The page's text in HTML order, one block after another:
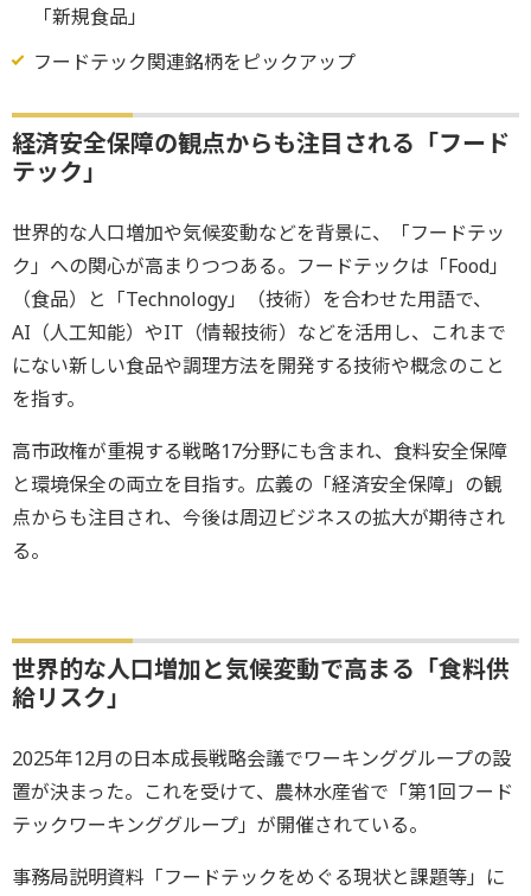
「新規食品」
フードテック関連銘柄をピックアップ
経済安全保障の観点からも注目される「フード
テック」
世界的な人口増加や気候変動などを背景に、「フードテッ
ク」への関心が高まりつつある。フードテックは「Food」
（食品）と「Technology」（技術）を合わせた用語で、
AI（人工知能）やIT（情報技術）などを活用し、これまで
にない新しい食品や調理方法を開発する技術や概念のこと
を指す。
高市政権が重視する戦略17分野にも含まれ、食料安全保障
と環境保全の両立を目指す。広義の「経済安全保障」の観
点からも注目され、今後は周辺ビジネスの拡大が期待され
る。
世界的な人口増加と気候変動で高まる「食料供
給リスク」
2025年12月の日本成長戦略会議でワーキンググループの設
置が決まった。これを受けて、農林水産省で「第1回フード
テックワーキンググループ」が開催されている。
事務局説明資料「フードテックをめぐる現状と課題等」に